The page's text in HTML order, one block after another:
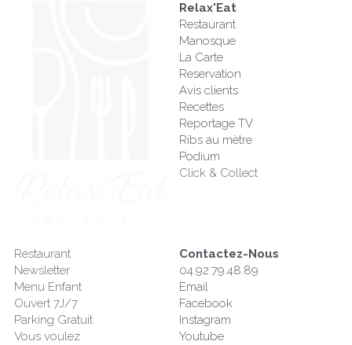
Relax'Eat
Restaurant
Manosque
La Carte
Reservation
Avis clients
Recettes
Reportage TV
Ribs au mètre
Podium
Click & Collect
Restaurant
Newsletter
Menu Enfant
Ouvert 7J/7
Parking Gratuit
Vous voulez
Contactez-Nous
04.92.79.48.89
Email
Facebook
Instagram
Youtube